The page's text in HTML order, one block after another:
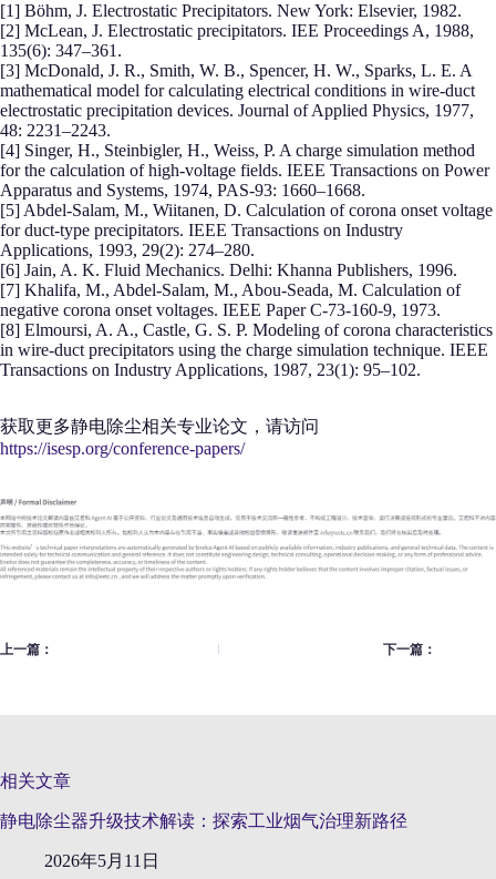
[1] Böhm, J. Electrostatic Precipitators. New York: Elsevier, 1982.
[2] McLean, J. Electrostatic precipitators. IEE Proceedings A, 1988,
135(6): 347–361.
[3] McDonald, J. R., Smith, W. B., Spencer, H. W., Sparks, L. E. A
mathematical model for calculating electrical conditions in wire-duct
electrostatic precipitation devices. Journal of Applied Physics, 1977,
48: 2231–2243.
[4] Singer, H., Steinbigler, H., Weiss, P. A charge simulation method
for the calculation of high-voltage fields. IEEE Transactions on Power
Apparatus and Systems, 1974, PAS-93: 1660–1668.
[5] Abdel-Salam, M., Wiitanen, D. Calculation of corona onset voltage
for duct-type precipitators. IEEE Transactions on Industry
Applications, 1993, 29(2): 274–280.
[6] Jain, A. K. Fluid Mechanics. Delhi: Khanna Publishers, 1996.
[7] Khalifa, M., Abdel-Salam, M., Abou-Seada, M. Calculation of
negative corona onset voltages. IEEE Paper C-73-160-9, 1973.
[8] Elmoursi, A. A., Castle, G. S. P. Modeling of corona characteristics
in wire-duct precipitators using the charge simulation technique. IEEE
Transactions on Industry Applications, 1987, 23(1): 95–102.
获取更多静电除尘相关专业论文，请访问
https://isesp.org/conference-papers/
上一篇： 下一篇：
相关文章
静电除尘器升级技术解读：探索工业烟气治理新路径
2026年5月11日